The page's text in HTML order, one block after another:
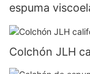
espuma
Colchón JLH